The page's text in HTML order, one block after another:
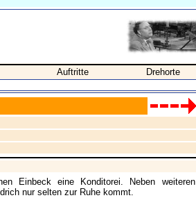
Auftritte Drehorte
Einbeck eine Konditorei. Neben weiteren
nur selten zur Ruhe kommt.